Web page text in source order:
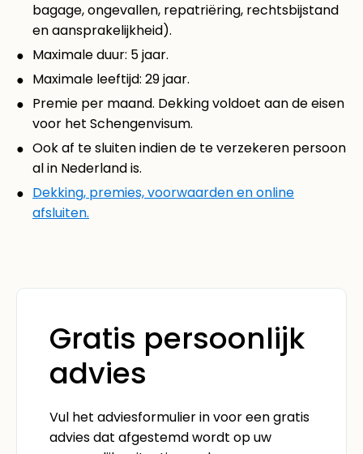
bagage, ongevallen, repatriëring, rechtsbijstand
en aansprakelijkheid).
Maximale duur: 5 jaar.
Maximale leeftijd: 29 jaar.
Premie per maand. Dekking voldoet aan de eisen
voor het Schengenvisum.
Ook af te sluiten indien de te verzekeren persoon
al in Nederland is.
Dekking, premies, voorwaarden en online
afsluiten.
Gratis persoonlijk
advies
Vul het adviesformulier in voor een gratis
advies dat afgestemd wordt op uw